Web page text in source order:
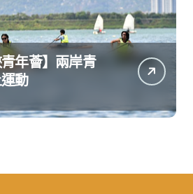
青年薈】兩岸青
動